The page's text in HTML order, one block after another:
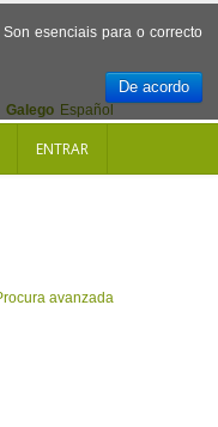
esenciais para o correcto
De acordo
Español
Galego
ENTRAR
avanzada